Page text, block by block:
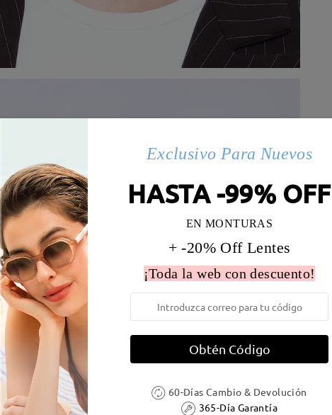
Exclusivo Para Nuevos
HASTA -99% OFF
EN MONTURAS
+ -20% Off Lentes
¡Toda la web con descuento!
Obtén Código
60-Días Cambio & Devolución
365-Día Garantía